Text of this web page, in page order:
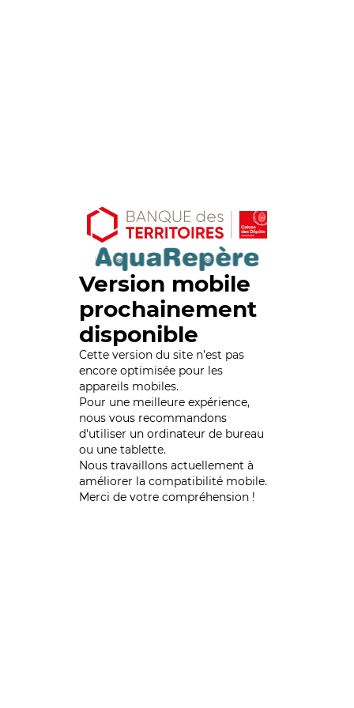
Version mobile
prochainement
disponible
Cette version du site n’est pas
encore optimisée pour les
appareils mobiles.
Pour une meilleure expérience,
nous vous recommandons
d'utiliser un ordinateur de bureau
ou une tablette.
Nous travaillons actuellement à
améliorer la compatibilité mobile.
Merci de votre compréhension !